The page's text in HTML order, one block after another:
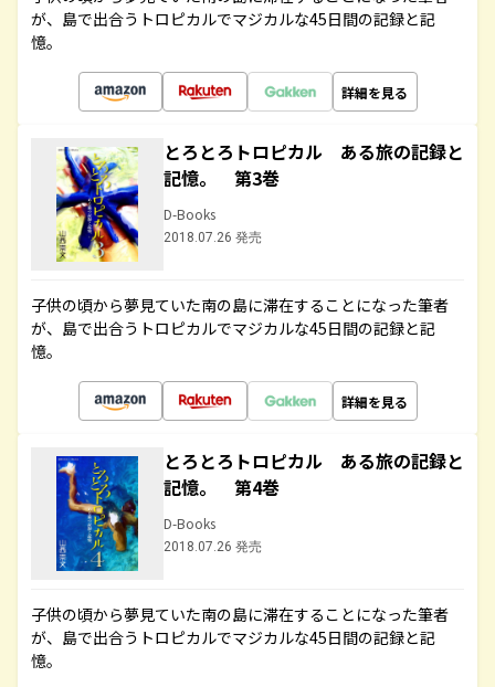
が、島で出合うトロピカルでマジカルな45日間の記録と記
憶。
詳細を見る
とろとろトロピカル ある旅の記録と
記憶。 第3巻
D-Books
2018.07.26 発売
子供の頃から夢見ていた南の島に滞在することになった筆者
が、島で出合うトロピカルでマジカルな45日間の記録と記
憶。
詳細を見る
とろとろトロピカル ある旅の記録と
記憶。 第4巻
D-Books
2018.07.26 発売
子供の頃から夢見ていた南の島に滞在することになった筆者
が、島で出合うトロピカルでマジカルな45日間の記録と記
憶。